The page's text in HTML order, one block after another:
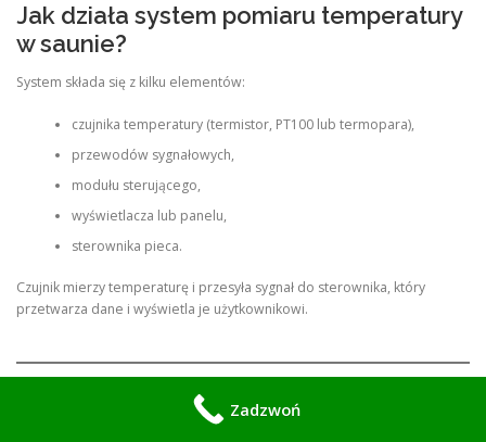
Jak działa system pomiaru temperatury
w saunie?
System składa się z kilku elementów:
czujnika temperatury (termistor, PT100 lub termopara),
przewodów sygnałowych,
modułu sterującego,
wyświetlacza lub panelu,
sterownika pieca.
Czujnik mierzy temperaturę i przesyła sygnał do sterownika, który
przetwarza dane i wyświetla je użytkownikowi.
Jak przebiega profesjonalna naprawa
Zadzwoń